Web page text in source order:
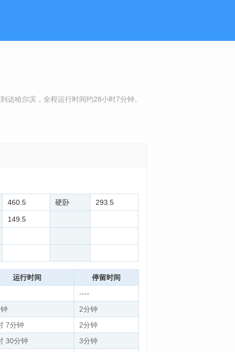
达哈尔滨，全程运行时间约28小时7分钟。
460.5 硬卧 293.5
149.5
运行时间
停留时间
----
2分钟
7分钟
2分钟
30分钟
3分钟